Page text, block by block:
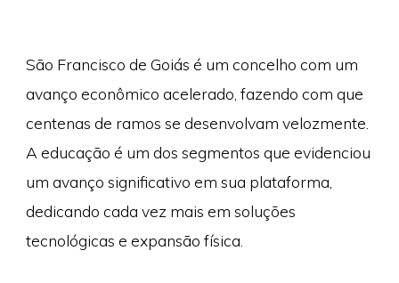
São Francisco de Goiás é um concelho com um
avanço econômico acelerado, fazendo com que
centenas de ramos se desenvolvam velozmente.
A educação é um dos segmentos que evidenciou
um avanço significativo em sua plataforma,
dedicando cada vez mais em soluções
tecnológicas e expansão física.